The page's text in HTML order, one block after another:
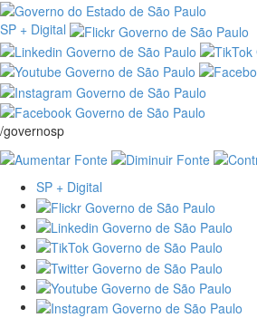
SP + Digital
/governosp
SP + Digital